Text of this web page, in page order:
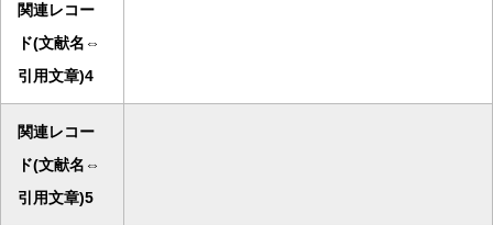
関連レコー
ド(文献名⇔
引用文章)4
関連レコー
ド(文献名⇔
引用文章)5